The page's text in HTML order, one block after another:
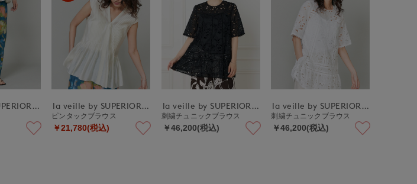
la veille by SUPERIOR CLOSET la veille by SUPERIOR CLOSET
ピンタックブラウス
￥21,780(税込)
la veille by SUPERIOR CLOSET
刺繍チュニックブラウス
￥46,200(税込)
la veille by SUPERIOR CLOSET
刺繍チュニックブラウス
￥46,200(税込)